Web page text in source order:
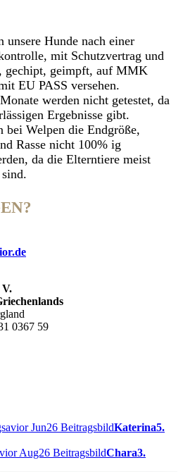
Hunde nach einer
mit Schutzvertrag und
gechipt, geimpft, auf MMK
EU PASS versehen.
werden nicht getestet, da
Ergebnisse gibt.
bei Welpen die Endgröße,
Rasse nicht 100% ig
da die Elterntiere meist
0367 59
Katerina5.
Chara3.